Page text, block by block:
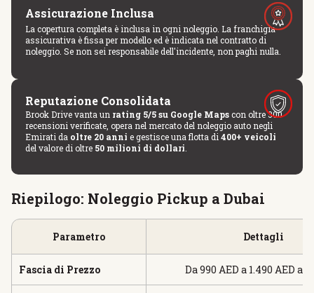
Assicurazione Inclusa
La copertura completa è inclusa in ogni noleggio. La franchigia
assicurativa è fissa per modello ed è indicata nel contratto di
noleggio. Se non sei responsabile dell'incidente, non paghi nulla.
Reputazione Consolidata
Brook Drive vanta un rating 5/5 su Google Mapscon oltre 300
recensioni verificate, opera nel mercato del noleggio auto negli
Emirati da oltre 20 anni e gestisce una flotta di 400+ veicoli
del valore di oltre 50 milioni di dollari
Riepilogo: Noleggio Pickup a Dubai
Parametro Dettagli
Fascia di Prezzo Da 990 AED a 1.490 AED al